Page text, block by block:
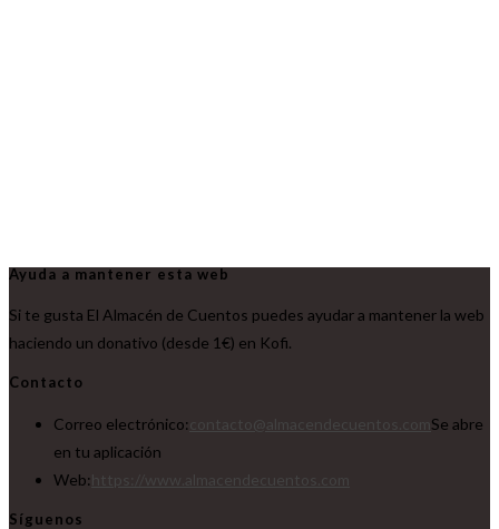
Ayuda a mantener esta web
Si te gusta El Almacén de Cuentos puedes ayudar a mantener la web
haciendo un donativo (desde 1€) en Kofi.
Contacto
Correo electrónico:
Se abre
en tu aplicación
Web:
Síguenos